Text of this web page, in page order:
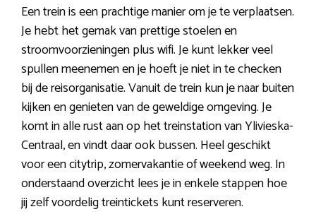
Een trein is een prachtige manier om je te verplaatsen.
Je hebt het gemak van prettige stoelen en
stroomvoorzieningen plus wifi. Je kunt lekker veel
spullen meenemen en je hoeft je niet in te checken
bij de reisorganisatie. Vanuit de trein kun je naar buiten
kijken en genieten van de geweldige omgeving. Je
komt in alle rust aan op het treinstation van Ylivieska-
Centraal, en vindt daar ook bussen. Heel geschikt
voor een citytrip, zomervakantie of weekend weg. In
onderstaand overzicht lees je in enkele stappen hoe
jij zelf voordelig treintickets kunt reserveren.